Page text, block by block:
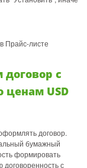
Прайс-листе
с
ценам USD
договор.
бумажный
формировать
договоренность с